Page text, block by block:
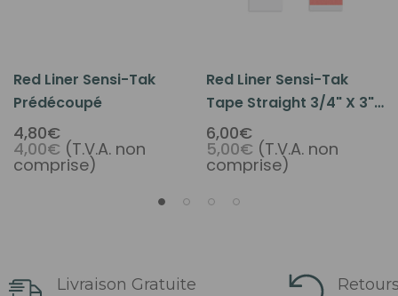
Red Liner Sensi-Tak
Prédécoupé
4,80€
4,00€ (T.V.A. non
comprise)
Red Liner Sensi-Tak
Tape Straight 3/4" X 3"
(36 Pcs Per Pack)
6,00€
5,00€ (T.V.A. non
comprise)
Livraison Gratuite